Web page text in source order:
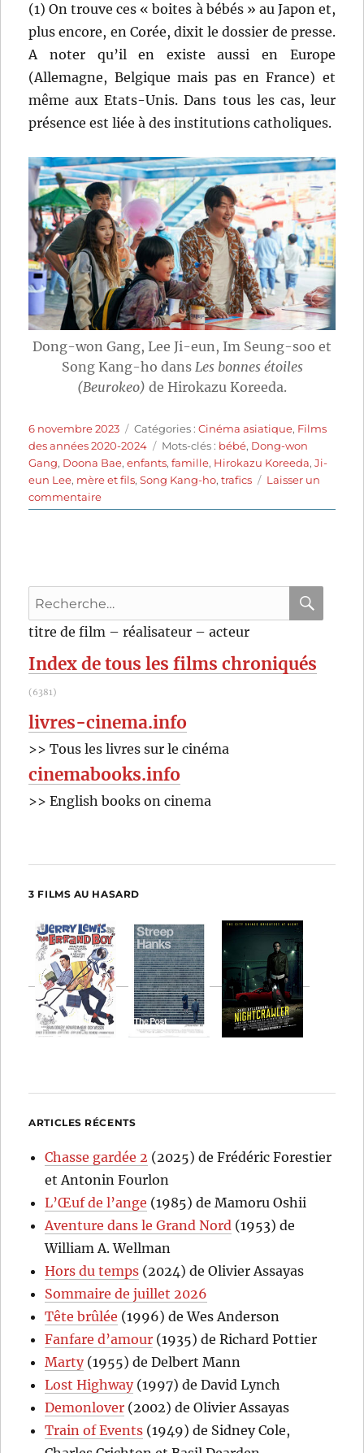
(1) On trouve ces « boites à bébés » au Japon et,
plus encore, en Corée, dixit le dossier de presse.
A noter qu’il en existe aussi en Europe
(Allemagne, Belgique mais pas en France) et
même aux Etats-Unis. Dans tous les cas, leur
présence est liée à des institutions catholiques.
Dong-won Gang, Lee Ji-eun, Im Seung-soo et
Song Kang-ho dans Les bonnes étoiles
(Beurokeo) de Hirokazu Koreeda.
Publié
le
6 novembre 2023 Catégories
Catégories :Cinéma asiatique, Films
des années 2020-2024
Étiquettes
Mots-clés : bébé, Dong-won
Gang, Doona Bae,enfants,famille, Hirokazu Koreeda,Ji-
eun Lee, mère et fils,Song Kang-ho,trafics
Laisser un
commentairesur
Les
Hirokazu
eda
Recherche
pour
titre de film – réalisateur – acteur
Index de tous les films chroniqués
(6381)
livres-cinema.info
>> Tous les livres sur le cinéma
cinemabooks.info
>> English books on cinema
3 FILMS AU HASARD
ARTICLES RÉCENTS
Chasse gardée 2 (2025) de Frédéric Forestier
et Antonin Fourlon
L’Œuf de l’ange (1985) de Mamoru Oshii
Aventure dans le Grand Nord (1953) de
William A. Wellman
Hors du temps (2024) de Olivier Assayas
Sommaire de juillet 2026
Tête brûlée (1996) de Wes Anderson
Fanfare d’amour (1935) de Richard Pottier
Marty(1955) de Delbert Mann
Lost Highway(1997) de David Lynch
Demonlover (2002) de Olivier Assayas
Train of Events (1949) de Sidney Cole,